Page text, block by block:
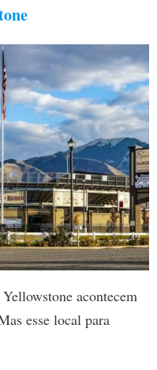
acontecem
esse local para